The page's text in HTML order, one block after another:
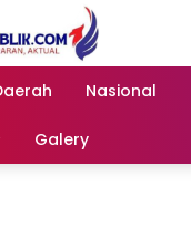
Nasional
Galery